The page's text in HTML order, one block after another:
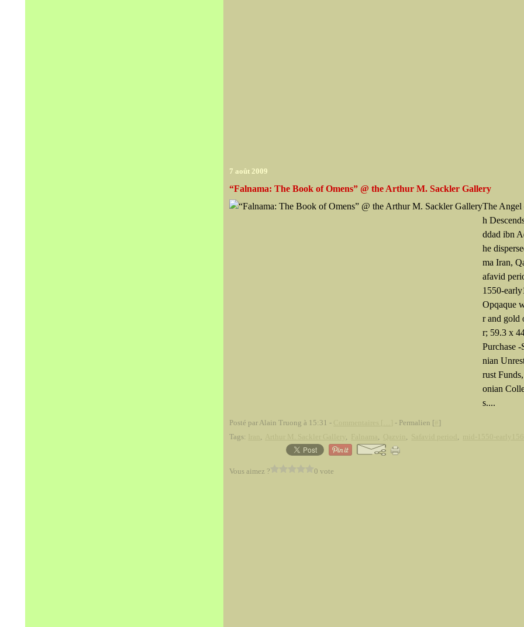
7 août 2009
“Falnama: The Book of Omens” @ the Arthur M. Sackler Gallery
The Angel
h
ddad ibn
he
ma Iran,
afavid
1550-
Opqaque
r and gold
r; 59.3 x
Purchase -
nian
rust
onian
s....
Posté par Alain Truong à 15:31 - - Permalien [ ]
Tags:
, , , , ,
Vous aimez ? 0 vote